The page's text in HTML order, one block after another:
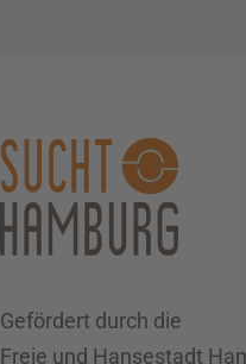
Gefördert durch die
Freie und Hansestadt